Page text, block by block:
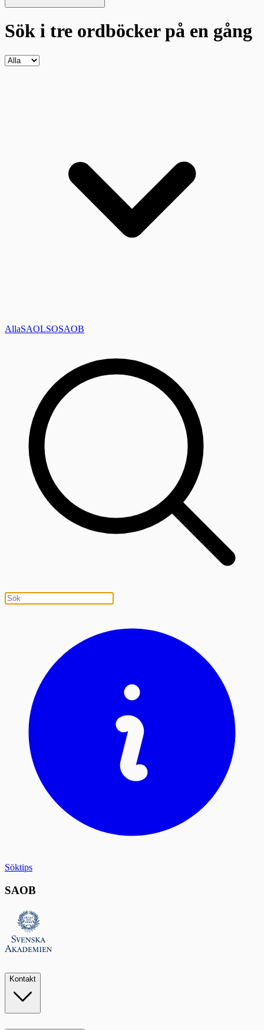
Sök i tre ordböckerpå en gång
AllaSAOLSOSAOB
Söktips
SAOB
Kontakt